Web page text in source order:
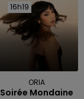
16h19
16h19
ORIA
Soirée Mondaine